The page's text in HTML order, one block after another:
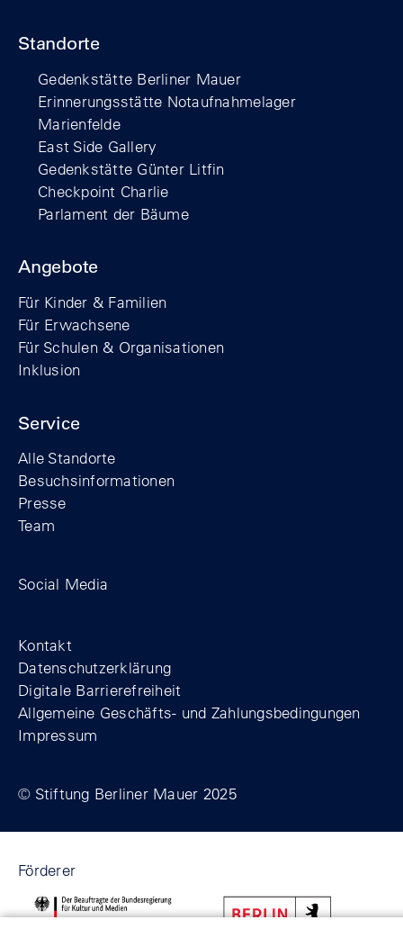
Standorte
Gedenkstätte Berliner Mauer
Erinnerungsstätte Notaufnahmelager
Marienfelde
East Side Gallery
Gedenkstätte Günter Litfin
Checkpoint Charlie
Parlament der Bäume
Angebote
Für Kinder & Familien
Für Erwachsene
Für Schulen & Organisationen
Inklusion
Service
Alle Standorte
Besuchsinformationen
Presse
Team
Social Media
Kontakt
Datenschutzerklärung
Digitale Barrierefreiheit
Allgemeine Geschäfts- und Zahlungsbedingungen
Impressum
© Stiftung Berliner Mauer 2025
Förderer